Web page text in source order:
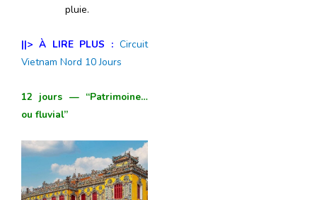
pluie.
||> À LIRE PLUS : Circuit
Vietnam Nord 10 Jours
12 jours — “Patrimoine…
ou fluvial”